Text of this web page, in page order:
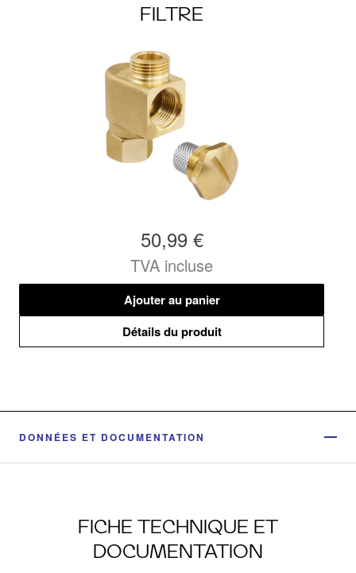
FILTRE
50,99 €
TVA incluse
Ajouter au panier
Détails du produit
DONNÉES ET DOCUMENTATION
FICHE TECHNIQUE ET
DOCUMENTATION